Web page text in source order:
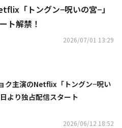
「トングン−呪いの宮−」
ト解禁！
2026/07/01 13:29
ク主演のNetflix「トングン−呪い
より独占配信スタート
2026/06/12 18:52